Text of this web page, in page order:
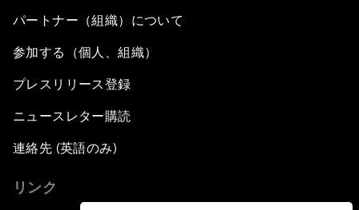
パートナー（組織）について
参加する（個人、組織）
プレスリリース登録
ニュースレター購読
連絡先 (英語のみ)
リンク